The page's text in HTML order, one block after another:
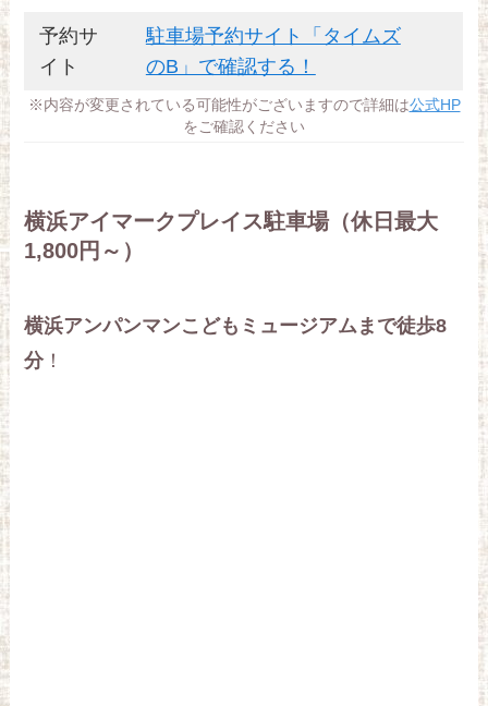
予約サ
イト
駐車場予約サイト「タイムズ
のB」で確認する！
※内容が変更されている可能性がございますので詳細は公式HP
をご確認ください
横浜アイマークプレイス駐車場（休日最大
1,800円～）
横浜アンパンマンこどもミュージアムまで徒歩8
分！